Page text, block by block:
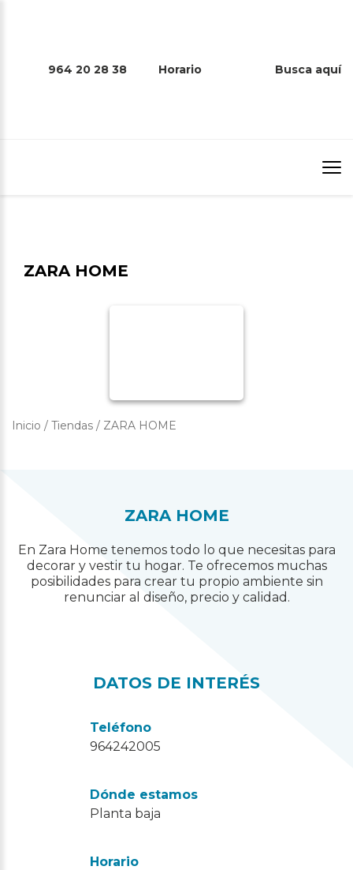
964 20 28 38 Horario Busca aquí
ZARA HOME
Inicio / Tiendas / ZARA HOME
ZARA HOME
En Zara Home tenemos todo lo que necesitas para
decorar y vestir tu hogar. Te ofrecemos muchas
posibilidades para crear tu propio ambiente sin
renunciar al diseño, precio y calidad.
DATOS DE INTERÉS
Teléfono
964242005
Dónde estamos
Planta baja
Horario